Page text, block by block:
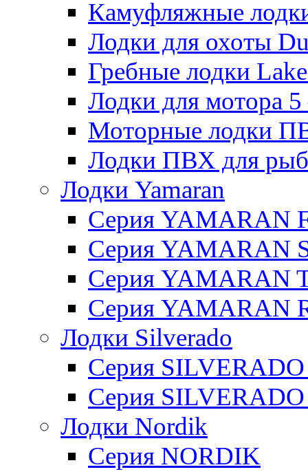
Камуфляжные
Лодки для охоты
Гребные лодки
Лодки для мотора
Моторные лодки
Лодки ПВХ для
Лодки Yamaran
Серия YAMARAN
Серия YAMARAN
Серия YAMARAN
Серия YAMARAN
Лодки Silverado
Серия
Серия SILVERADO
Лодки Nordik
Серия NORDIK